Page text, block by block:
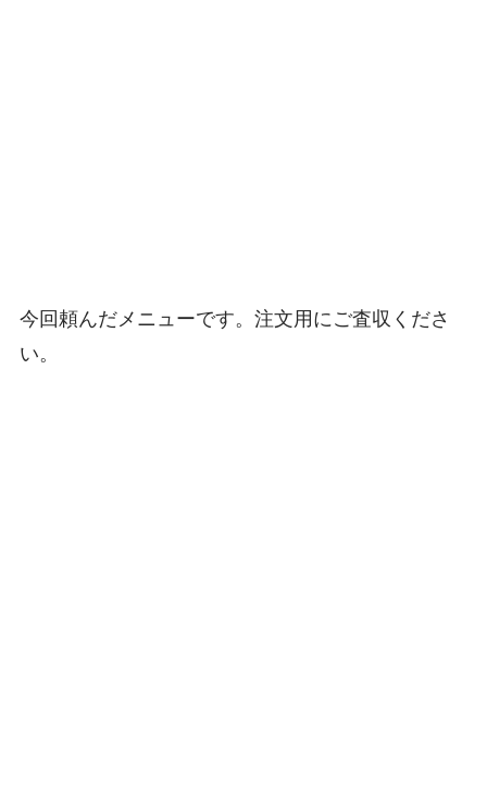
今回頼んだメニューです。注文用にご査収くださ
い。